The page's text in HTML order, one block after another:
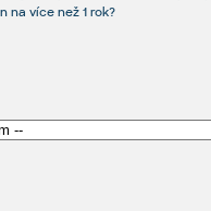
na více než 1 rok?